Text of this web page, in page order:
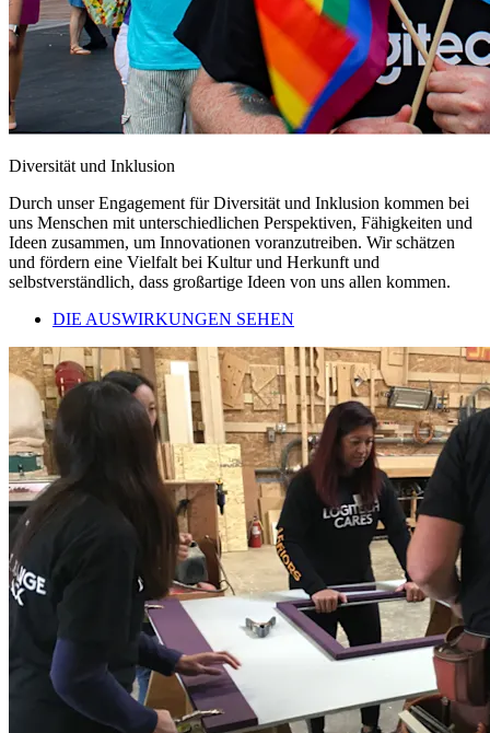
Diversität und Inklusion
Durch unser Engagement für Diversität und Inklusion kommen bei
uns Menschen mit unterschiedlichen Perspektiven, Fähigkeiten und
Ideen zusammen, um Innovationen voranzutreiben. Wir schätzen
und fördern eine Vielfalt bei Kultur und Herkunft und
selbstverständlich, dass großartige Ideen von uns allen kommen.
DIE AUSWIRKUNGEN SEHEN